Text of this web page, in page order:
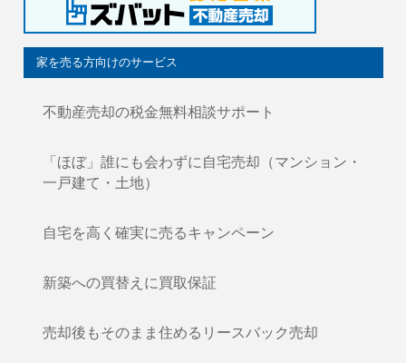
家を売る方向けのサービス
不動産売却の税金無料相談サポート
「ほぼ」誰にも会わずに自宅売却（マンション・
一戸建て・土地）
自宅を高く確実に売るキャンペーン
新築への買替えに買取保証
売却後もそのまま住めるリースバック売却